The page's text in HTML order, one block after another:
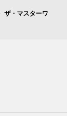
ザ・マスターワ